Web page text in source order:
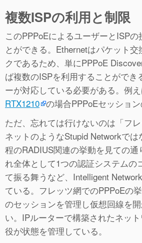
複数ISPの利用と制限
このPPPoEによるユーザーとISP
とができる。Ethernetはパケット
クであるため、単にPPPoE
ば複数のISPを利用することができ
ーが対応している必要がある。例
RTX1210 の場合PPPoEセッション
ただ、忘れては行けないのは「フ
ネットのようなStupid Networkで
程のRADIUS関連の挙動を見ての
れ全体として1つの認証システムの
て振る舞うなど、Intelligent
ている。フレッツ網でのPPPoEの
のセッションを管理し仮想回線を
い。IPルーターで構築されたネッ
役が状態を管理している。